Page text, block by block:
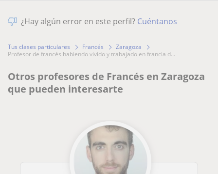
¿Hay algún error en este perfil? Cuéntanos
Tus clases particulares Francés
Zaragoza
profesor de francés habiendo vivido y trabajado en francia d...
Otros profesores de Francés en Zaragoza
que pueden interesarte